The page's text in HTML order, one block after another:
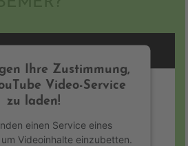
Ihre Zustimmung,
Video-Service
zu laden!
einen Service eines
Videoinhalte einzubetten.